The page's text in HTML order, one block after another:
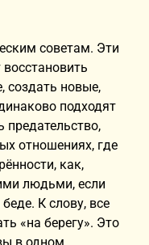
советам. Эти
создать новые,
подходят
предательство,
отношениях, где
как,
людьми, если
К слову, все
«на берегу». Это